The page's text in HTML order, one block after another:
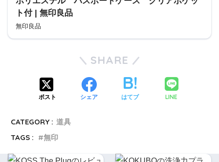
ト付 | 無印良品
無印良品
SHARE
ポスト シェア はてブ LINE
CATEGORY : 道具
TAGS :
無印